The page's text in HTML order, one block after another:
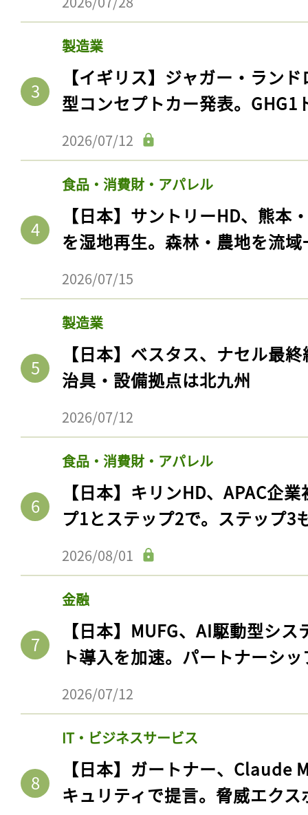
製造業
【イギリス】ジャガー・ラン
型コンセプトカー発表。GHG1
2026/07/12
食品・消費財・アパレル
【日本】サントリーHD、熊本
を湿地再生。森林・農地を流
2026/07/15
製造業
【日本】ベスタス、ナセル最
治具・設備拠点は北九州
2026/07/12
食品・消費財・アパレル
【日本】キリンHD、APAC企
プ1とステップ2で。ステップ3
2026/08/01
金融
【日本】MUFG、AI駆動型シ
ト導入を加速。パートナーシ
2026/07/12
IT・ビジネスサービス
【日本】ガートナー、Claude
キュリティで提言。脅威エク